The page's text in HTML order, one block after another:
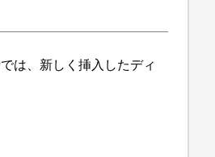
は、新しく挿入したディ